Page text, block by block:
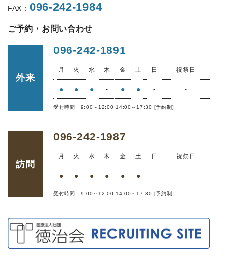
FAX： 096-242-1984
ご予約・お問い合わせ
外来
096-242-1891
月 火 水 木 金 土 日 祝祭日
● ● ● - ● ● - -
受付時間 9:00～12:00 14:00～17:30 [予約制]
訪問
096-242-1987
月 火 水 木 金 土 日 祝祭日
● ● ● ● ● ● - -
受付時間 9:00～12:00 14:00～17:30 [予約制]